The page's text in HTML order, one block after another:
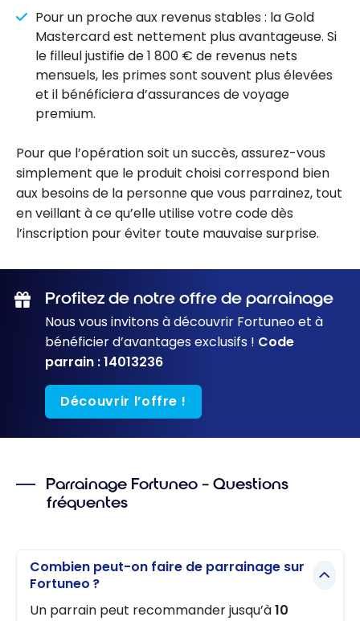
Pour un proche aux revenus stables : la Gold
Mastercard est nettement plus avantageuse. Si
le filleul justifie de 1 800 € de revenus nets
mensuels, les primes sont souvent plus élevées
et il bénéficiera d’assurances de voyage
premium.
Pour que l’opération soit un succès, assurez-vous
simplement que le produit choisi correspond bien
aux besoins de la personne que vous parrainez, tout
en veillant à ce qu’elle utilise votre code dès
l’inscription pour éviter toute mauvaise surprise.
Profitez de notre offre de parrainage
Nous vous invitons à découvrir Fortuneo et à
bénéficier d’avantages exclusifs ! Code
parrain : 14013236
Découvrir l’offre !
Parrainage Fortuneo – Questions
fréquentes
Combien peut-on faire de parrainage sur
Fortuneo ?
Un parrain peut recommander jusqu’à10